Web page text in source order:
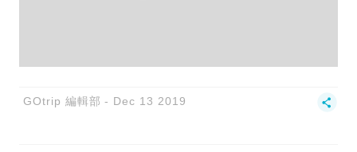
GOtrip 編輯部 Dec 13 2019